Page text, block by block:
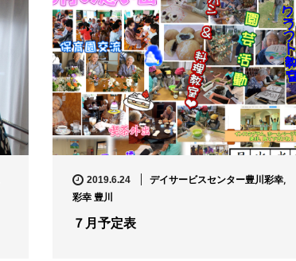
2019.6.24 デイサービスセンター豊川彩幸,
彩幸 豊川
７月予定表